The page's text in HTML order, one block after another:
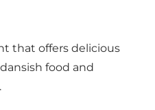
that offers delicious
food and